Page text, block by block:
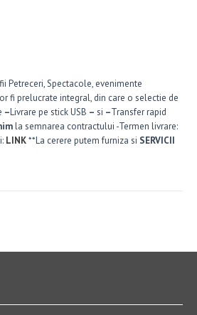
Petreceri, Spectacole, evenimente
fi prelucrate integral, din care o selectie de
–Livrare pe stick USB – si –Transfer rapid
la semnarea contractului -Termen livrare:
LINK**La cerere putem furniza si SERVICII